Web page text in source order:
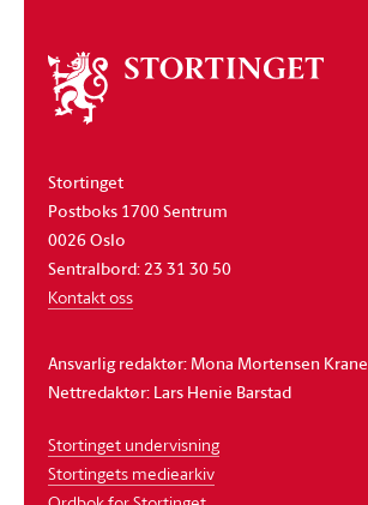
Om
stortinget
Stortinget
Postboks 1700 Sentrum
0026 Oslo
Sentralbord: 23 31 30 50
Kontakt oss
Ansvarlig redaktør: Mona Mortensen Krane
Nettredaktør: Lars Henie Barstad
Stortinget undervisning
Stortingets mediearkiv